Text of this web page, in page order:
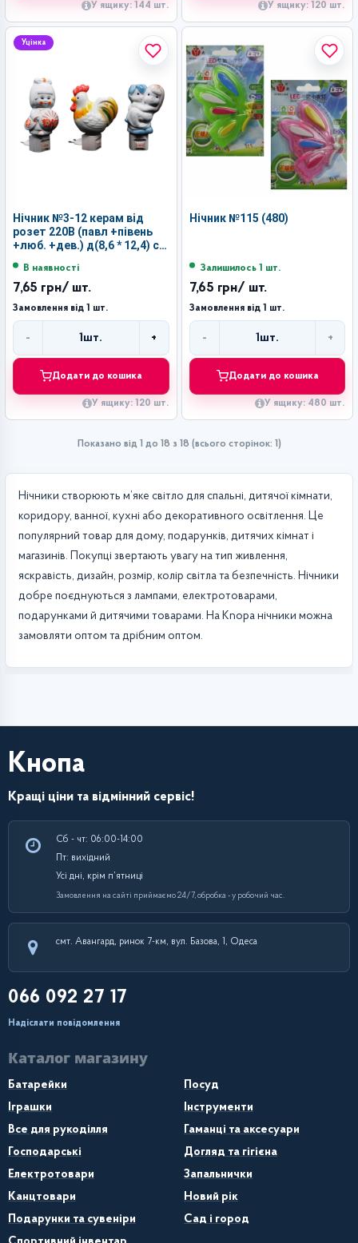
У ящику: 144 шт. У ящику: 120 шт.
Уцінка
Нічник №3-12 керам від
розет 220В (павл +півень
+люб. +дев.) д(8,6 * 12,4) см
В наявності
7,65 грн/ шт.
Замовлення від 1 шт.
- 1шт. +
Додати до кошика
У ящику: 120 шт.
Нічник №115 (480)
Залишилось 1 шт.
7,65 грн/ шт.
Замовлення від 1 шт.
- 1шт. +
Додати до кошика
У ящику: 480 шт.
Показано від 1 до 18 з 18 (всього сторінок: 1)
Нічники створюють м’яке світло для спальні, дитячої кімнати,
коридору, ванної, кухні або декоративного освітлення. Це
популярний товар для дому, подарунків, дитячих кімнат і
магазинів. Покупці звертають увагу на тип живлення,
яскравість, дизайн, розмір, колір світла та безпечність. Нічники
добре поєднуються з лампами, електротоварами,
подарунками й дитячими товарами. На Knopa нічники можна
замовляти оптом та дрібним оптом.
Кнопа
Кращі ціни та відмінний сервіс!
Сб - чт: 06:00-14:00
Пт: вихідний
Усі дні, крім п’ятниці
Замовлення на сайті приймаємо 24/7, обробка - у робочий час.
смт. Авангард, ринок 7-км, вул. Базова, 1, Одеса
066 092 27 17
Надіслати повідомлення
Каталог магазину
Батарейки
Посуд
Іграшки
Інструменти
Все для рукоділля
Гаманці та аксесуари
Господарські
Догляд та гігієна
Електротовари
Запальнички
Канцтовари
Новий рік
Подарунки та сувеніри
Сад і город